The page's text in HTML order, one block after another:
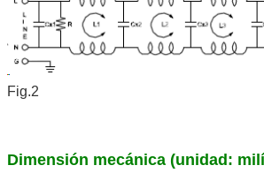
Fig.2
Dimensión mecánica (unidad: